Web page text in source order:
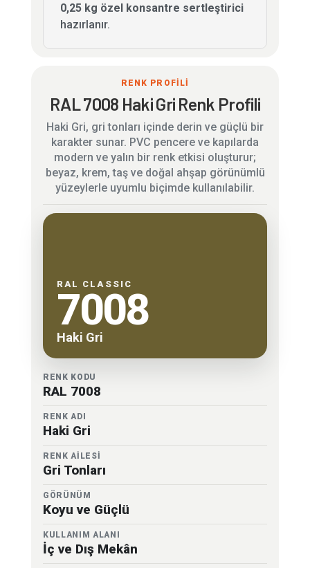
0,25 kg özel konsantre sertleştirici
hazırlanır.
RENK PROFİLİ
RAL 7008 Haki Gri Renk Profili
Haki Gri, gri tonları içinde derin ve güçlü bir
karakter sunar. PVC pencere ve kapılarda
modern ve yalın bir renk etkisi oluşturur;
beyaz, krem, taş ve doğal ahşap görünümlü
yüzeylerle uyumlu biçimde kullanılabilir.
RAL CLASSIC
7008
Haki Gri
RENK KODU
RAL 7008
RENK ADI
Haki Gri
RENK AİLESİ
Gri Tonları
GÖRÜNÜM
Koyu ve Güçlü
KULLANIM ALANI
İç ve Dış Mekân